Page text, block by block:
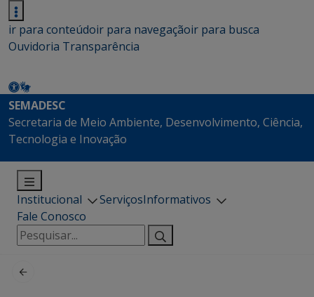
ir para conteúdoir para navegaçãoir para busca
Ouvidoria Transparência
SEMADESC
Secretaria de Meio Ambiente, Desenvolvimento, Ciência,
Tecnologia e Inovação
Institucional ServiçosInformativos
Fale Conosco
Pesquisar
por: